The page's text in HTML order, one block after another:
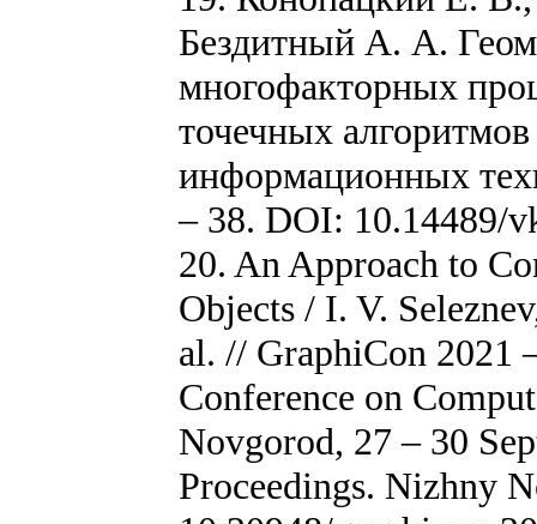
Бездитный А. А.
многофакторных
точечных
информационных
– 38. DOI: 10.14489/
20. An Approach to
Objects / I. V.
al. // GraphiCon 2021
Conference on
Novgorod, 27 – 30
Proceedings. Nizhny